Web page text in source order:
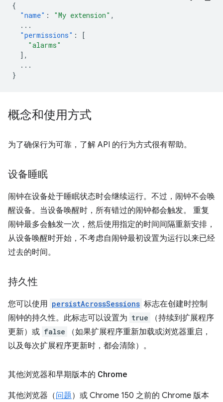
{
"name" : "My extension" ,
...
"permissions" :
[
"alarms"
],
...
}
概念和使用方式
为了确保行为可靠，了解 API 的行为方式很有帮助。
设备睡眠
闹钟在设备处于睡眠状态时会继续运行。不过，闹钟不会唤
醒设备。当设备唤醒时，所有错过的闹钟都会触发。 重复
闹钟最多会触发一次，然后使用指定的时间间隔重新安排，
从设备唤醒时开始，不考虑自闹钟最初设置为运行以来已经
过去的时间。
持久性
您可以使用 persistAcrossSessions 标志在创建时控制
闹钟的持久性。此标志可以设置为 true
（持续到扩展程序
更新）或 false
（如果扩展程序重新加载或浏览器重启，
以及每次扩展程序更新时，都会清除）。
其他浏览器和早期版本的 Chrome
其他浏览器（问题）或 Chrome 150 之前的 Chrome 版本